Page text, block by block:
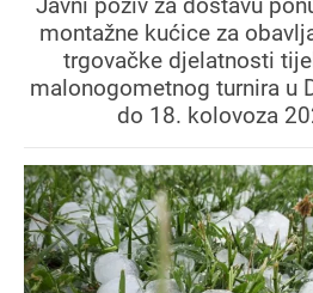
Javni poziv za dostavu
montažne kućice za
trgovačke djelatnosti
malonogometnog turnira u
do 18. kolovoza